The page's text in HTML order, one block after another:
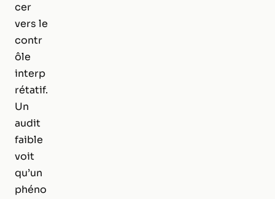
cer
vers le
contr
ôle
interp
rétatif.
Un
audit
faible
voit
qu’un
phéno